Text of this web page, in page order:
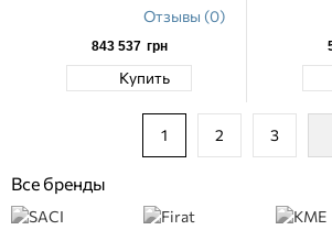
Отзывы (0)
843 537 грн
Купить
1 2 3
Все бренды